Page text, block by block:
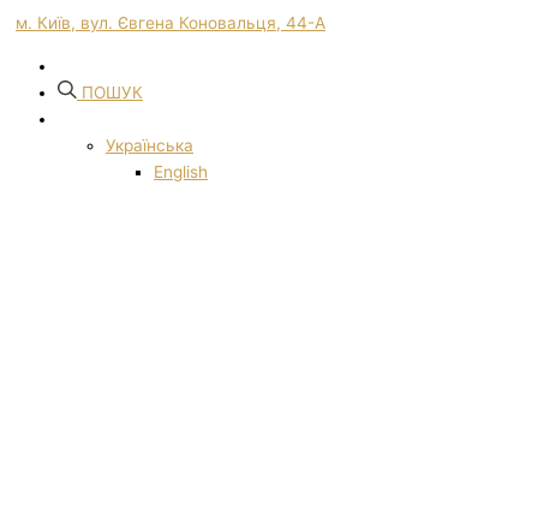
м. Київ, вул. Євгена Коновальця, 44-А
ПОШУК
Українська
English